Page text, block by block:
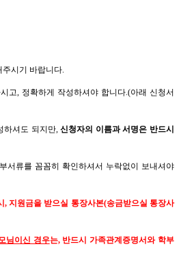
시기 바랍니다.
고, 정확하게 작성하셔야 합니다.(아래 신청서
하셔도 되지만,신청자의 이름과 서명은 반드시
서류를 꼼꼼히 확인하셔서 누락없이 보내셔야
, 지원금을 받으실 통장사본(송금받으실 통장사
님이신 경우는, 반드시 가족관계증명서와 학부